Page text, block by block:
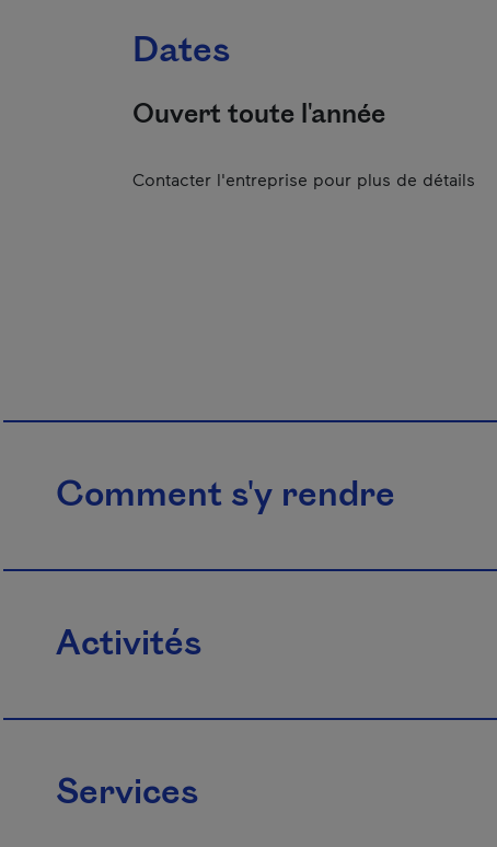
Dates
Ouvert toute l'année
Contacter l'entreprise pour plus de détails
Comment s'y rendre
Activités
Services